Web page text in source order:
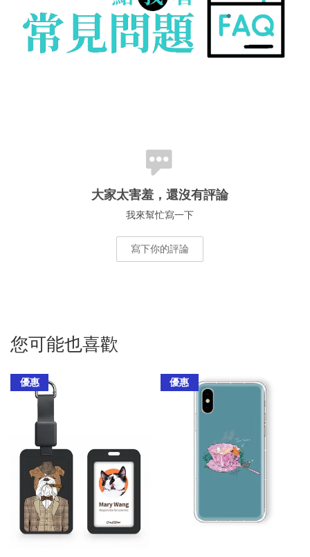
大家太害羞，還沒有評論
我來幫忙寫一下
寫下你的評論
您可能也喜歡
優惠 優惠